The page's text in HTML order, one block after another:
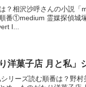
？相沢沙呼さんの小説「
番①medium 霊媒探偵
I...
洋菓子店 月と私」
リーズ読む順番は？野